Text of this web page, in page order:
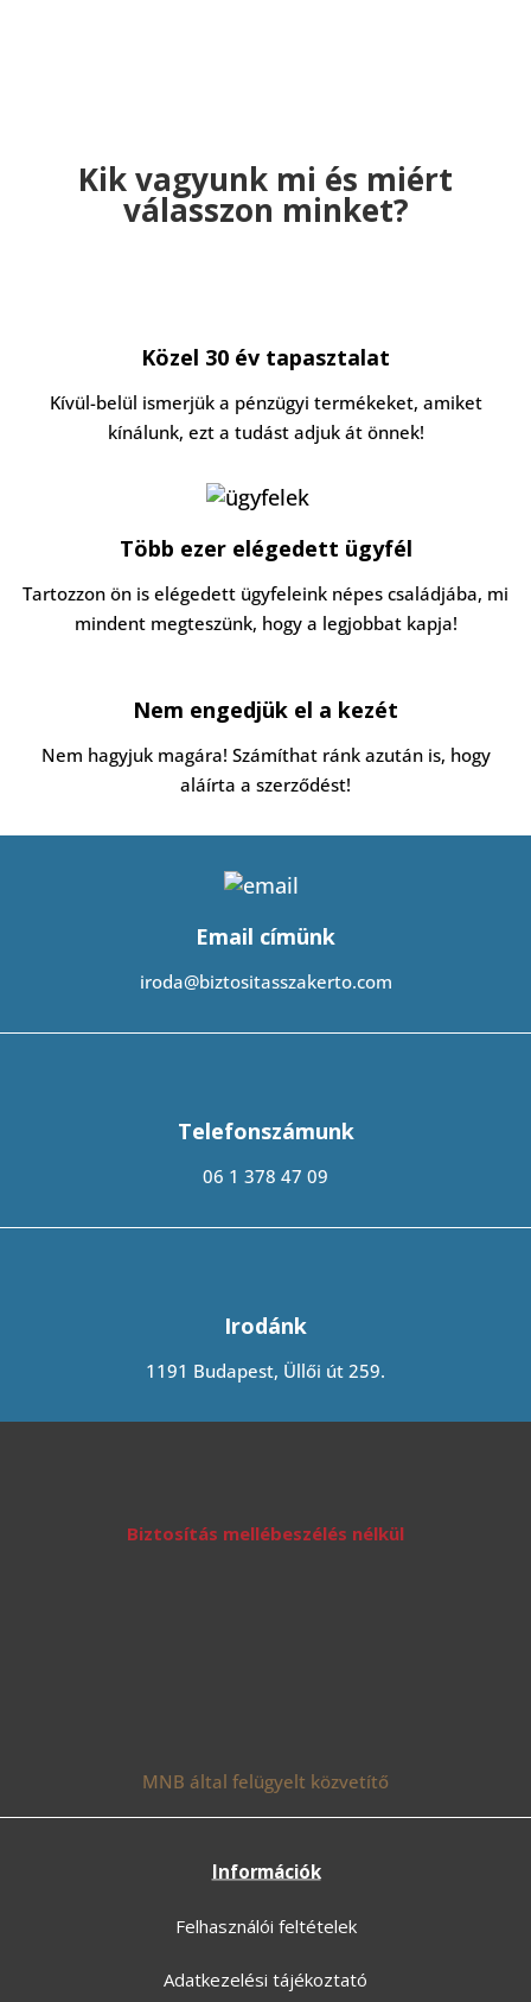
Kik vagyunk mi és miért
válasszon minket?
Közel 30 év tapasztalat
Kívül-belül ismerjük a pénzügyi termékeket, amiket
kínálunk, ezt a tudást adjuk át önnek!
Több ezer elégedett ügyfél
Tartozzon ön is elégedett ügyfeleink népes családjába, mi
mindent megteszünk, hogy a legjobbat kapja!
Nem engedjük el a kezét
Nem hagyjuk magára! Számíthat ránk azután is, hogy
aláírta a szerződést!
Email címünk
iroda@biztositasszakerto.com
Telefonszámunk
06 1 378 47 09
Irodánk
1191 Budapest, Üllői út 259.
Biztosítás mellébeszélés nélkül
MNB által felügyelt közvetítő
Információk
Felhasználói feltételek
Adatkezelési tájékoztató